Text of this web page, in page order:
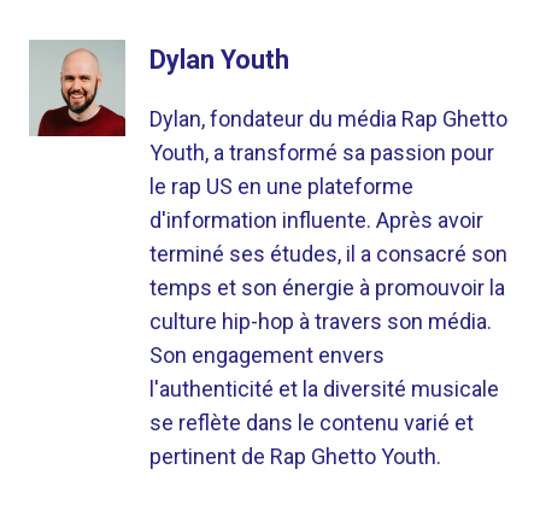
Dylan Youth
Dylan, fondateur du média Rap Ghetto
Youth, a transformé sa passion pour
le rap US en une plateforme
d'information influente. Après avoir
terminé ses études, il a consacré son
temps et son énergie à promouvoir la
culture hip-hop à travers son média.
Son engagement envers
l'authenticité et la diversité musicale
se reflète dans le contenu varié et
pertinent de Rap Ghetto Youth.